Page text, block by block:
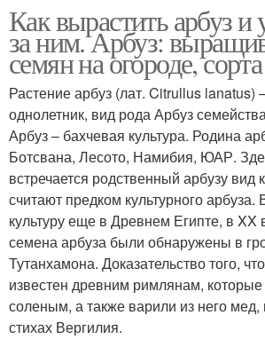
Как вырастить арбуз и
за ним. Арбуз:
семян на огороде, сорта
Растение арбуз (лат. Citrullus lanatus)
однолетник, вид рода Арбуз
Арбуз – бахчевая культура. Родина
Ботсвана, Лесото, Намибия, ЮАР.
встречается родственный арбузу вид
считают предком культурного арбуза.
культуру еще в Древнем Египте, в XX
семена арбуза были обнаружены в
Тутанхамона. Доказательство того,
известен древним римлянам,
соленым, а также варили из него
стихах Вергилия.